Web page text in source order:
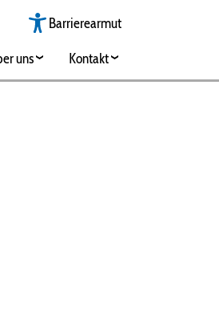
Barrierearmut
uns Kontakt